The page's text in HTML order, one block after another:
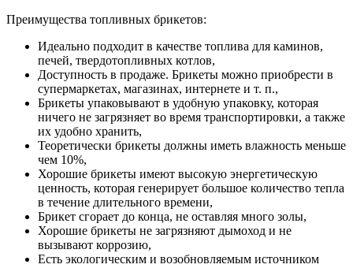
Преимущества топливных брикетов:
Идеально подходит в качестве топлива для каминов,
печей, твердотопливных котлов,
Доступность в продаже. Брикеты можно приобрести в
супермаркетах, магазинах, интернете и т. п.,
Брикеты упаковывают в удобную упаковку, которая
ничего не загрязняет во время транспортировки, а также
их удобно хранить,
Теоретически брикеты должны иметь влажность меньше
чем 10%,
Хорошие брикеты имеют высокую энергетическую
ценность, которая генерирует большое количество тепла
в течение длительного времени,
Брикет сгорает до конца, не оставляя много золы,
Хорошие брикеты не загрязняют дымоход и не
вызывают коррозию,
Есть экологическим и возобновляемым источником